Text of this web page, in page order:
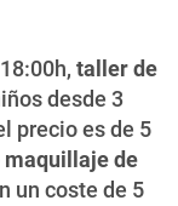
taller de
desde 3
precio es de 5
de
un coste de 5